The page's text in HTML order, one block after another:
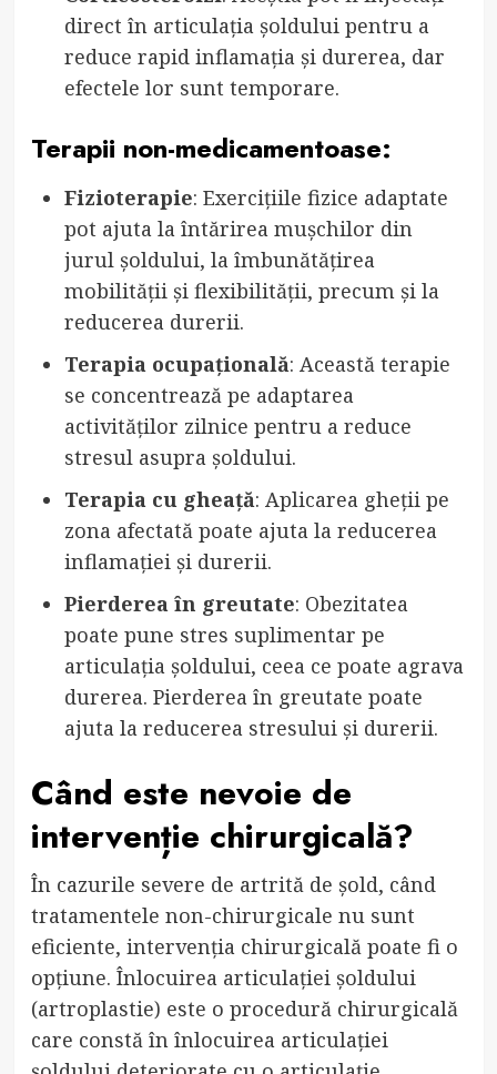
direct în articulația șoldului pentru a
reduce rapid inflamația și durerea, dar
efectele lor sunt temporare.
Terapii non-medicamentoase:
Fizioterapie: Exercițiile fizice adaptate
pot ajuta la întărirea mușchilor din
jurul șoldului, la îmbunătățirea
mobilității și flexibilității, precum și la
reducerea durerii.
Terapia ocupațională: Această terapie
se concentrează pe adaptarea
activităților zilnice pentru a reduce
stresul asupra șoldului.
Terapia cu gheață: Aplicarea gheții pe
zona afectată poate ajuta la reducerea
inflamației și durerii.
Pierderea în greutate: Obezitatea
poate pune stres suplimentar pe
articulația șoldului, ceea ce poate agrava
durerea. Pierderea în greutate poate
ajuta la reducerea stresului și durerii.
Când este nevoie de
intervenție chirurgicală?
În cazurile severe de artrită de șold, când
tratamentele non-chirurgicale nu sunt
eficiente, intervenția chirurgicală poate fi o
opțiune. Înlocuirea articulației șoldului
(artroplastie) este o procedură chirurgicală
care constă în înlocuirea articulației